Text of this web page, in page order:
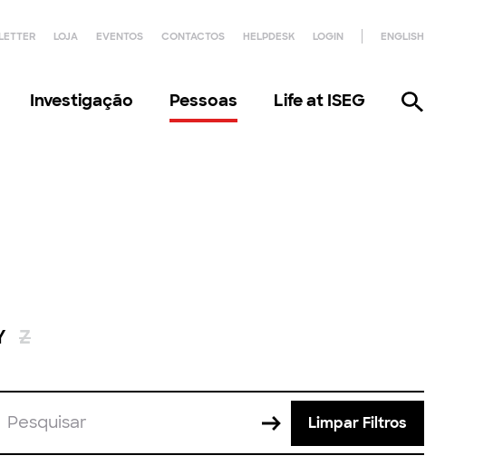
LOJA EVENTOS CONTACTOS HELPDESK LOGIN ENGLISH
Investigação Pessoas Life at ISEG
Z
Limpar Filtros